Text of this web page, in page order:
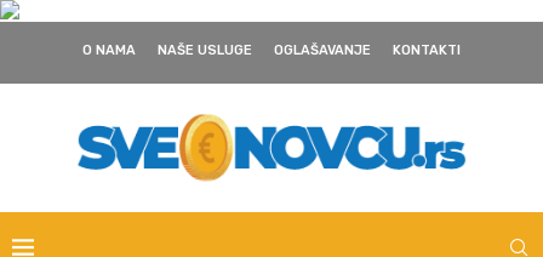
O NAMA NAŠE USLUGE OGLAŠAVANJE KONTAKTI